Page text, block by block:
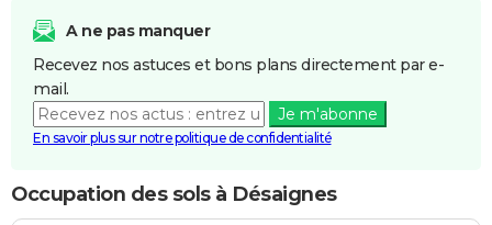
A ne pas manquer
Recevez nos astuces et bons plans directement par e-
mail.
Je m'abonne
En savoir plus sur notre politique de confidentialité
Occupation des sols à Désaignes